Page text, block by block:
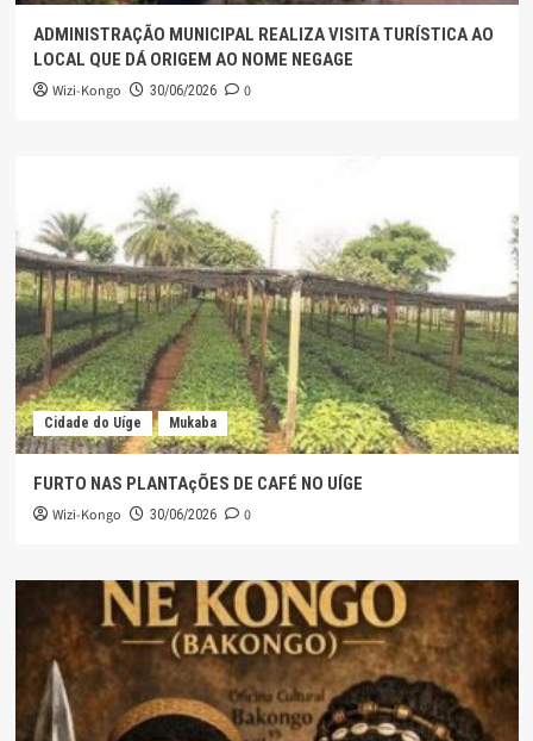
ADMINISTRAÇÃO MUNICIPAL REALIZA VISITA TURÍSTICA AO
LOCAL QUE DÁ ORIGEM AO NOME NEGAGE
Wizi-Kongo 30/06/2026 0
Cidade do Uíge Mukaba
FURTO NAS PLANTAçÕES DE CAFÉ NO UÍGE
Wizi-Kongo 30/06/2026 0